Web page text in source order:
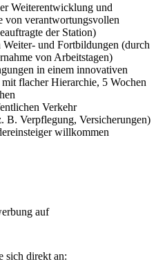
Weiterentwicklung und
von verantwortungsvollen
der Station)
und Fortbildungen (durch
von Arbeitstagen)
in einem innovativen
flacher Hierarchie, 5 Wochen
Verkehr
B. Verpflegung, Versicherungen)
willkommen
auf
sich direkt an: